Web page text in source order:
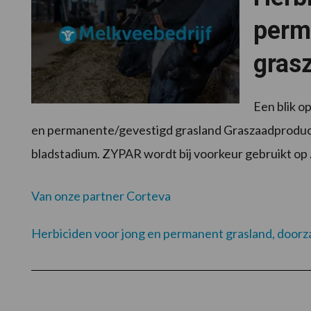
Een blik
en permanente/gevestigd grasland
bladstadium. ZYPAR wordt bij voorkeur gebruikt op
Van onze partner Corteva
Herbiciden voor jong en permanent grasland,